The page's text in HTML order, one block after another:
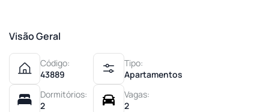
Visão Geral
Código:
43889
Tipo:
Apartamentos
Dormitórios:
2
Vagas:
2